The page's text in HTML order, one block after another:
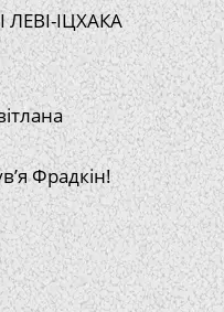
ІЦХАКА
Фрадкін!